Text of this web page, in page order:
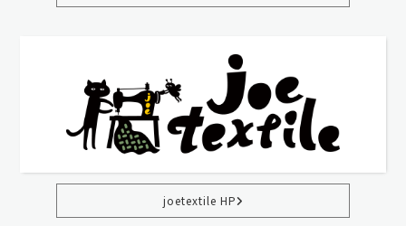
joetextile HP